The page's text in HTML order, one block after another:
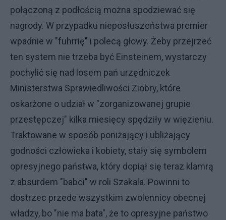
połączoną z podłością można spodziewać się
nagrody. W przypadku nieposłuszeństwa premier
wpadnie w "fuhrrię" i polecą głowy. Żeby przejrzeć
ten system nie trzeba być Einsteinem, wystarczy
pochylić się nad losem pań urzędniczek
Ministerstwa Sprawiedliwości Ziobry, które
oskarżone o udział w "zorganizowanej grupie
przestępczej" kilka miesięcy spędziły w więzieniu.
Traktowane w sposób poniżający i ubliżający
godności człowieka i kobiety, stały się symbolem
opresyjnego państwa, który dopiął się teraz klamrą
z absurdem "babci" w roli Szakala. Powinni to
dostrzec przede wszystkim zwolennicy obecnej
władzy, bo "nie ma bata", że to opresyjne państwo